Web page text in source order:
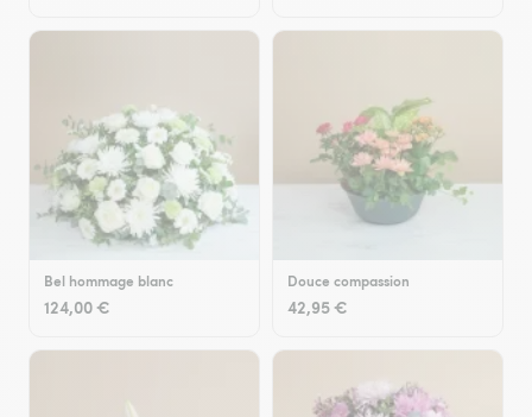
Bel hommage blanc
124,00 €
Douce compassion
42,95 €